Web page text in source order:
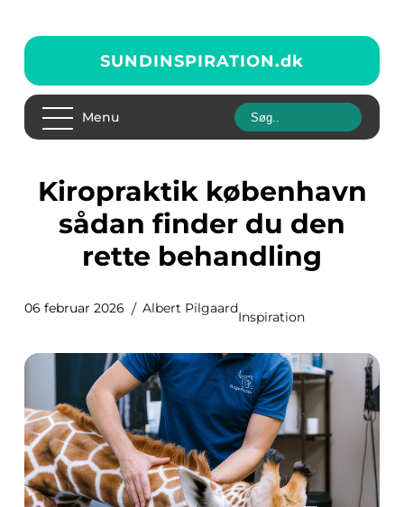
SUNDINSPIRATION.dk
Menu
Kiropraktik københavn
sådan finder du den
rette behandling
06 februar 2026 Albert Pilgaard
Inspiration